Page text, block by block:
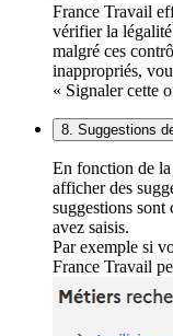
France Travail
vérifier la
malgré ces
inappropriés,
« Signaler cette
8. Suggestions
En fonction de
afficher des
suggestions sont
avez saisis.
Par exemple si
France Travail